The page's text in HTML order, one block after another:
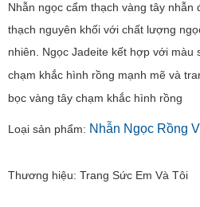
Nhẫn ngọc cẩm thạch vàng tây nhẫn
thạch nguyên khối với chất lượng
nhiên. Ngọc Jadeite kết hợp với màu
chạm khắc hình rồng mạnh mẽ và
bọc vàng tây chạm khắc hình rồng
Loại sản phẩm: Nhẫn Ngọc Rồng
Thương hiệu: Trang Sức Em Và Tôi